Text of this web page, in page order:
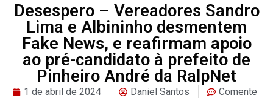
Desespero – Vereadores Sandro
Lima e Albininho desmentem
Fake News, e reafirmam apoio
ao pré-candidato à prefeito de
Pinheiro André da RalpNet
1 de abril de 2024 Daniel Santos Comente